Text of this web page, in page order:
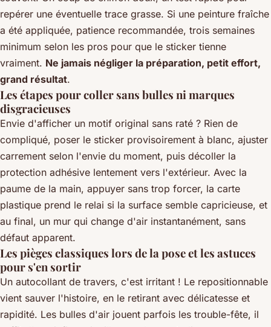
repérer une éventuelle trace grasse. Si une peinture fraîche
a été appliquée, patience recommandée, trois semaines
minimum selon les pros pour que le sticker tienne
vraiment. Ne jamais négliger la préparation, petit effort,
grand résultat.
Les étapes pour coller sans bulles ni marques
disgracieuses
Envie d'afficher un motif original sans raté ? Rien de
compliqué, poser le sticker provisoirement à blanc, ajuster
carrement selon l'envie du moment, puis décoller la
protection adhésive lentement vers l'extérieur. Avec la
paume de la main, appuyer sans trop forcer, la carte
plastique prend le relai si la surface semble capricieuse, et
au final, un mur qui change d'air instantanément, sans
défaut apparent.
Les pièges classiques lors de la pose et les astuces
pour s'en sortir
Un autocollant de travers, c'est irritant ! Le repositionnable
vient sauver l'histoire, en le retirant avec délicatesse et
rapidité. Les bulles d'air jouent parfois les trouble-fête, il